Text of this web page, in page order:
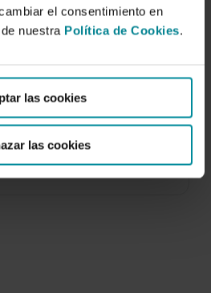
el consentimiento en
nuestra Política de Cookies.
las cookies
las cookies
on a pollination vector, a